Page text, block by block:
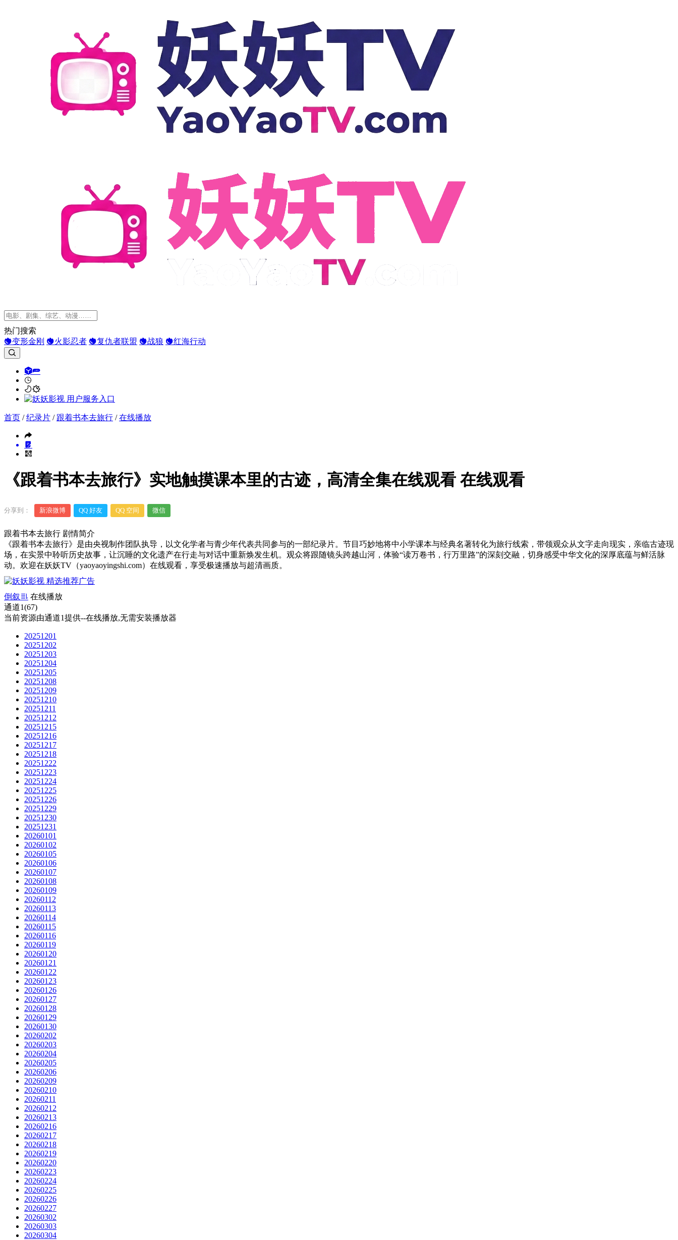
热门搜索
变形金刚
火影忍者 复仇者联盟 战狼 红海行动
首页 /纪录片 / 跟着书本去旅行 /在线播放
《跟着书本去旅行》实地触摸课本里的古迹，高清全集在线观看 在线观看
分享到： 新浪微博 QQ 好友 QQ 空间 微信
跟着书本去旅行 剧情简介
《跟着书本去旅行》是由央视制作团队执导，以文化学者与青少年代表共同参与的一部纪录片。节目巧妙地将中小学课本与经典名著转化为旅行线索，带领观众从文字走向现实，亲临古迹现
场，在实景中聆听历史故事，让沉睡的文化遗产在行走与对话中重新焕发生机。观众将跟随镜头跨越山河，体验“读万卷书，行万里路”的深刻交融，切身感受中华文化的深厚底蕴与鲜活脉
动。欢迎在妖妖TV（yaoyaoyingshi.com）在线观看，享受极速播放与超清画质。
倒叙
在线播放
通道1(67)
当前资源由通道1提供--在线播放,无需安装播放器
20251201
20251202
20251203
20251204
20251205
20251208
20251209
20251210
20251211
20251212
20251215
20251216
20251217
20251218
20251222
20251223
20251224
20251225
20251226
20251229
20251230
20251231
20260101
20260102
20260105
20260106
20260107
20260108
20260109
20260112
20260113
20260114
20260115
20260116
20260119
20260120
20260121
20260122
20260123
20260126
20260127
20260128
20260129
20260130
20260202
20260203
20260204
20260205
20260206
20260209
20260210
20260211
20260212
20260213
20260216
20260217
20260218
20260219
20260220
20260223
20260224
20260225
20260226
20260227
20260302
20260303
20260304